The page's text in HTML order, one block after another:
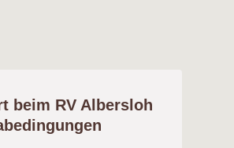
beim RV Albersloh